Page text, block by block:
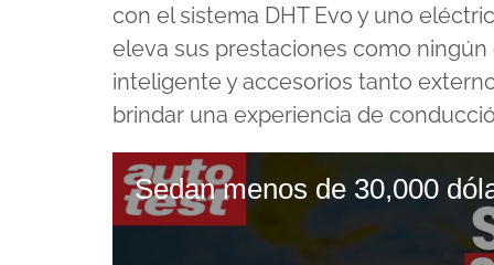
con el sistema DHT Evo y uno
eleva sus prestaciones como
inteligente y accesorios tanto
brindar una experiencia de
Sedan menos de 30,000